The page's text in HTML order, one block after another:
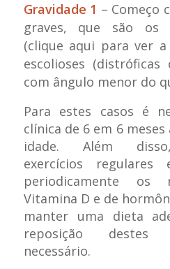
Gravidade 1 – Começo
graves, que são os
(clique aqui para ver a
escolioses
com ângulo menor do
Para estes casos é
clínica de 6 em 6
idade. Além
exercícios
periodicamente os
Vitamina D e de
manter uma dieta
reposição destes
necessário.